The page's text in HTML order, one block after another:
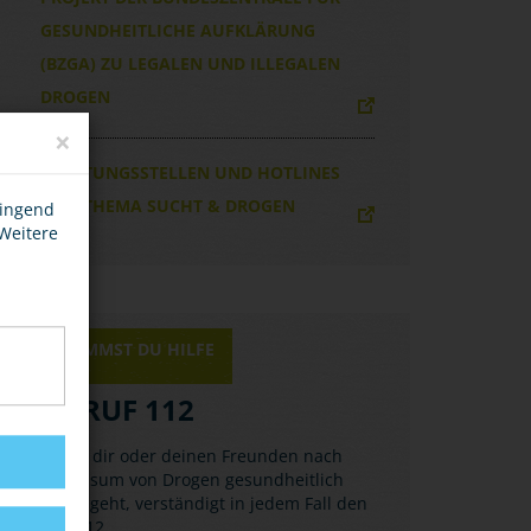
GESUNDHEITLICHE AUFKLÄRUNG
(BZGA) ZU LEGALEN UND ILLEGALEN
DROGEN
BERATUNGSSTELLEN UND HOTLINES
ZUM THEMA SUCHT & DROGEN
HIER BEKOMMST DU HILFE
NOTRUF 112
Wenn es dir oder deinen Freunden nach
dem Konsum von Drogen gesundheitlich
schlecht geht, verständigt in jedem Fall den
×